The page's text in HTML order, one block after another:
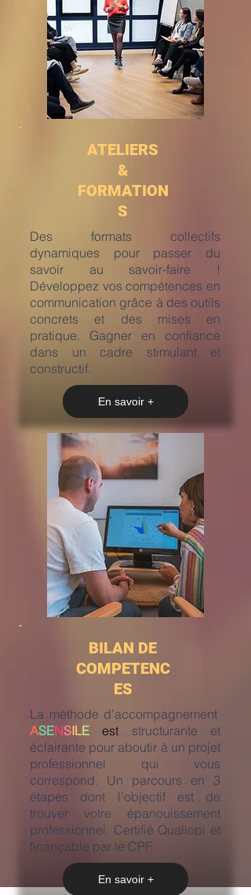
ATELIERS
&
FORMATION
S
​Des formats collectifs
dynamiques pour passer du
savoir au savoir-faire !
Développez vos compétences en
communication grâce à des outils
concrets et des mises en
pratique. Gagner en confiance
dans un cadre stimulant et
constructif.
En savoir +
BILAN DE
COMPETENC
ES
La méthode d’accompagnement
ASENSILE est
structurante et
éclairante pour aboutir à un projet
professionnel qui vous
correspond. Un parcours en 3
étapes dont l’objectif est de
trouver votre épanouissement
professionnel. Certifié Qualiopi et
finançable par le CPF.
En savoir +